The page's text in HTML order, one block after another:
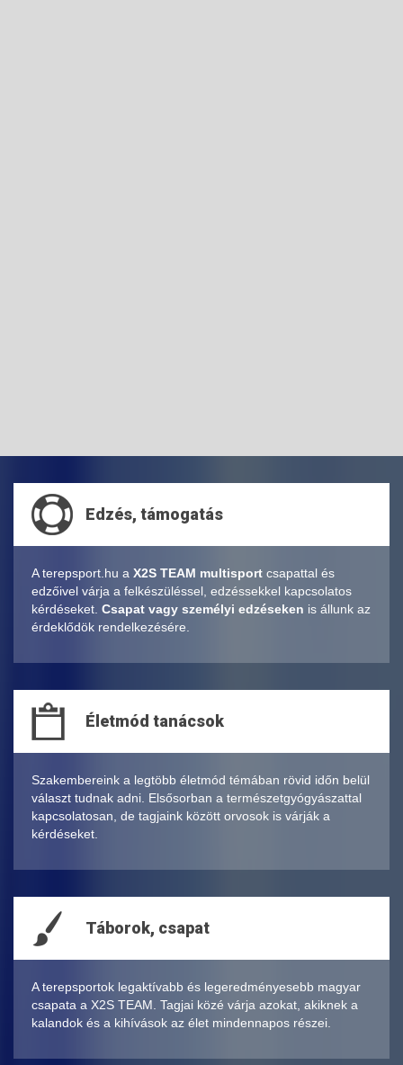
Edzés, támogatás
A terepsport.hu a X2S TEAM multisport csapattal és
edzőivel várja a felkészüléssel, edzéssekkel kapcsolatos
kérdéseket. Csapat vagy személyi edzéseken is állunk az
érdeklődök rendelkezésére.
Életmód tanácsok
Szakembereink a legtöbb életmód témában rövid időn belül
választ tudnak adni. Elsősorban a természetgyógyászattal
kapcsolatosan, de tagjaink között orvosok is várják a
kérdéseket.
Táborok, csapat
A terepsportok legaktívabb és legeredményesebb magyar
csapata a X2S TEAM. Tagjai közé várja azokat, akiknek a
kalandok és a kihívások az élet mindennapos részei.